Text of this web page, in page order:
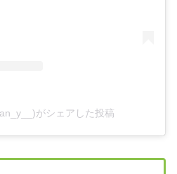
がシェアした投稿